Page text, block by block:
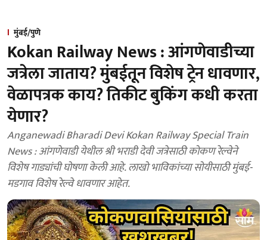
मुंबई/पुणे
Kokan Railway News : आंगणेवाडीच्या
जत्रेला जाताय? मुंबईतून विशेष ट्रेन धावणार,
वेळापत्रक काय? तिकीट बुकिंग कधी करता
येणार?
Anganewadi Bharadi Devi Kokan Railway Special Train
News : आंगणेवाडी येथील श्री भराडी देवी जत्रेसाठी कोकण रेल्वेने
विशेष गाड्यांची घोषणा केली आहे. लाखो भाविकांच्या सोयीसाठी मुंबई-
मडगाव विशेष रेल्वे धावणार आहेत.